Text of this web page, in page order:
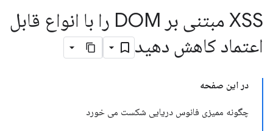
XSS مبتنی بر DOM را با انواع قابل
اعتماد کاهش دهید
در این صفحه
چگونه ممیزی فانوس دریایی شکست می خورد